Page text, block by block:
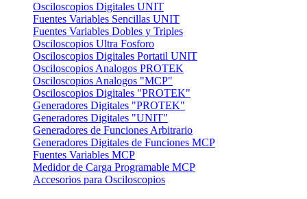
Osciloscopios Digitales UNIT
Fuentes Variables Sencillas UNIT
Fuentes Variables Dobles y Triples
Osciloscopios Ultra Fosforo
Osciloscopios Digitales Portatil UNIT
Osciloscopios Analogos PROTEK
Osciloscopios Analogos "MCP"
Osciloscopios Digitales "PROTEK"
Generadores Digitales "PROTEK"
Generadores Digitales "UNIT"
Generadores de Funciones Arbitrario
Generadores Digitales de Funciones MCP
Fuentes Variables MCP
Medidor de Carga Programable MCP
Accesorios para Osciloscopios